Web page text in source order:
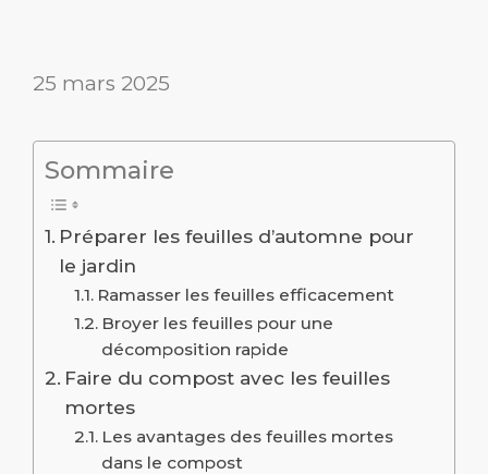
25 mars 2025
Sommaire
Préparer les feuilles d’automne pour
le jardin
Ramasser les feuilles efficacement
Broyer les feuilles pour une
décomposition rapide
Faire du compost avec les feuilles
mortes
Les avantages des feuilles mortes
dans le compost